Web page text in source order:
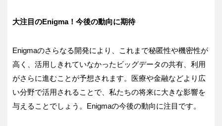
大注目のEnigma！今後の動向に期待
Enigmaのさらなる開発により、これまで秘匿性や機密性が
高く、活用しきれていなかったビッグデータの共有、利用
がさらに進むことが予想されます。医療や金融などより広
い分野で活用されることで、私たちの将来に大きな影響を
与えることでしょう。Enigmaの今後の動向に注目です。